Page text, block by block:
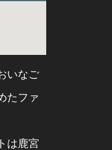
いなご
たファ
は鹿宮